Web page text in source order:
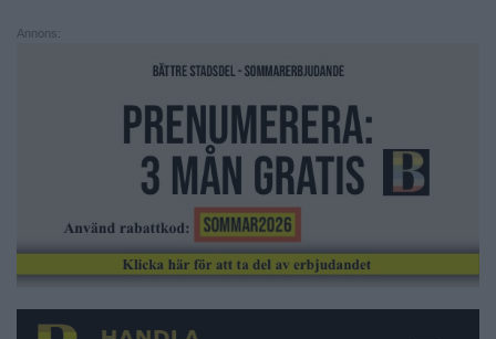
Annons: